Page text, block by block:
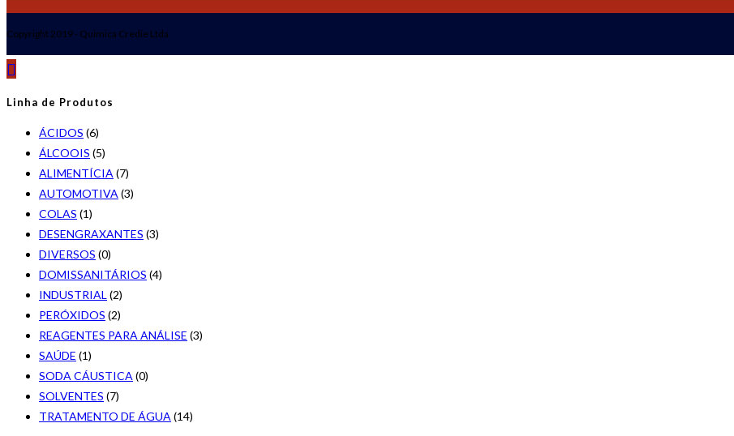
Copyright 2019 - Quimica Credie Ltda
Linha de Produtos
ÁCIDOS (6)
ÁLCOOIS (5)
ALIMENTÍCIA (7)
AUTOMOTIVA (3)
COLAS (1)
DESENGRAXANTES (3)
DIVERSOS (0)
DOMISSANITÁRIOS (4)
INDUSTRIAL (2)
PERÓXIDOS (2)
REAGENTES PARA ANÁLISE (3)
SAÚDE (1)
SODA CÁUSTICA (0)
SOLVENTES (7)
TRATAMENTO DE ÁGUA (14)